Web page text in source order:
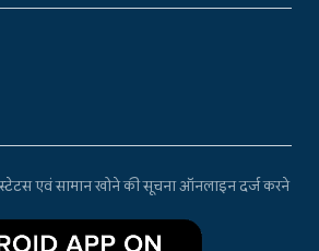
एवं सामान खोने की सूचना ऑनलाइन दर्ज करने